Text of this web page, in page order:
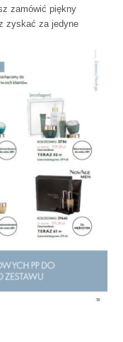
zamówić piękny
zyskać za jedyne